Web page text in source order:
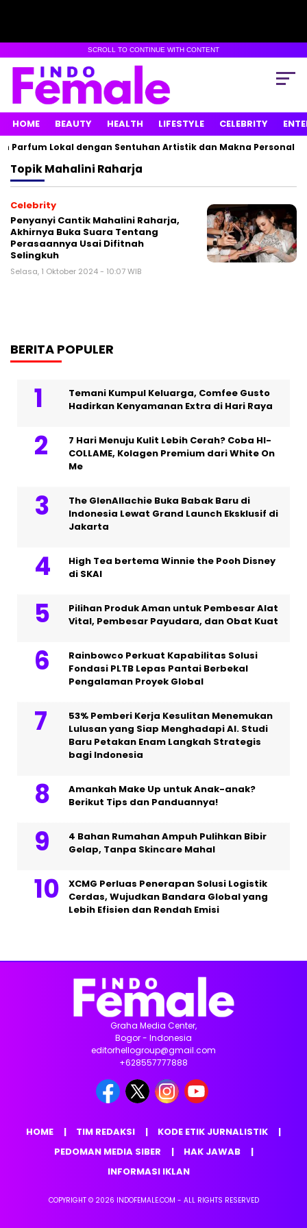
SCROLL TO CONTINUE WITH CONTENT
HOME BEAUTY HEALTH LIFESTYLE CELEBRITY
Parfum Lokal dengan Sentuhan Artistik dan Makna Personal
TopikMahalini Raharja
Celebrity
Penyanyi Cantik Mahalini Raharja,
Akhirnya Buka Suara Tentang
Perasaannya Usai Difitnah
Selingkuh
Selasa, 1 Oktober 2024 - 10:07 WIB
BERITA POPULER
Temani Kumpul Keluarga, Comfee Gusto
Hadirkan Kenyamanan Extra di Hari Raya
7 Hari Menuju Kulit Lebih Cerah? Coba HI-
COLLAME, Kolagen Premium dari White On
Me
The GlenAllachie Buka Babak Baru di
Indonesia Lewat Grand Launch Eksklusif di
Jakarta
High Tea bertema Winnie the Pooh Disney
di SKAI
Pilihan Produk Aman untuk Pembesar Alat
Vital, Pembesar Payudara, dan Obat Kuat
Rainbowco Perkuat Kapabilitas Solusi
Fondasi PLTB Lepas Pantai Berbekal
Pengalaman Proyek Global
53% Pemberi Kerja Kesulitan Menemukan
Lulusan yang Siap Menghadapi AI. Studi
Baru Petakan Enam Langkah Strategis
bagi Indonesia
Amankah Make Up untuk Anak-anak?
Berikut Tips dan Panduannya!
4 Bahan Rumahan Ampuh Pulihkan Bibir
Gelap, Tanpa Skincare Mahal
XCMG Perluas Penerapan Solusi Logistik
Cerdas, Wujudkan Bandara Global yang
Lebih Efisien dan Rendah Emisi
Graha Media Center,
Bogor - Indonesia
editorhellogroup@gmail.com
+628557777888
HOME TIM REDAKSI
KODE ETIK JURNALISTIK
PEDOMAN MEDIA SIBER
HAK JAWAB
INFORMASI IKLAN
COPYRIGHT © 2026 INDOFEMALE.COM - ALL RIGHTS RESERVED